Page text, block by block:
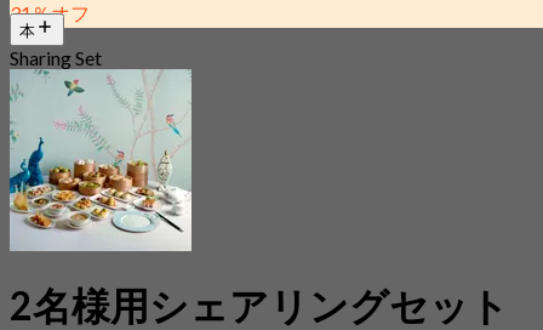
31％オフ
本
Sharing Set
2名様用シェアリングセット